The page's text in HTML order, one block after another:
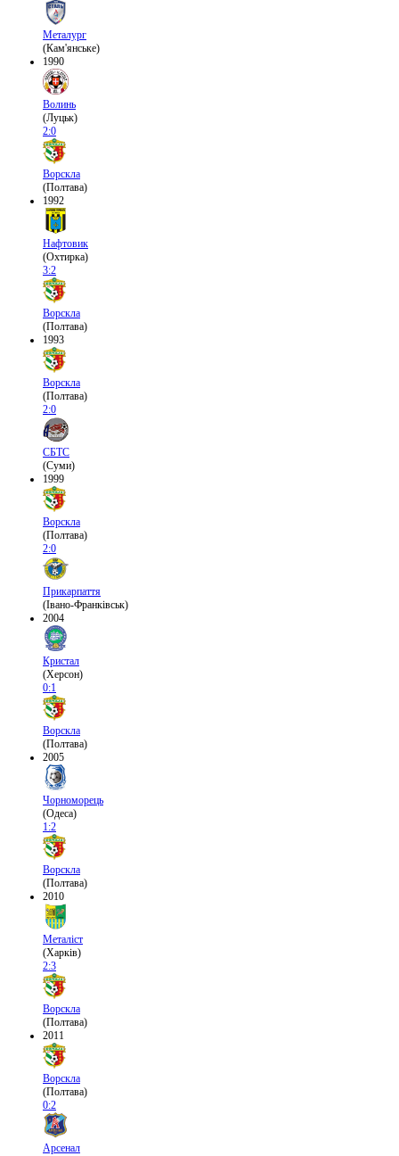
Металург
(Кам'янське)
1990
Волинь
(Луцьк)
2:0
Ворскла
(Полтава)
1992
Нафтовик
(Охтирка)
3:2
Ворскла
(Полтава)
1993
Ворскла
(Полтава)
2:0
СБТС
(Суми)
1999
Ворскла
(Полтава)
2:0
Прикарпаття
(Івано-Франківськ)
2004
Кристал
(Херсон)
0:1
Ворскла
(Полтава)
2005
Чорноморець
(Одеса)
1:2
Ворскла
(Полтава)
2010
Металіст
(Харків)
2:3
Ворскла
(Полтава)
2011
Ворскла
(Полтава)
0:2
Арсенал